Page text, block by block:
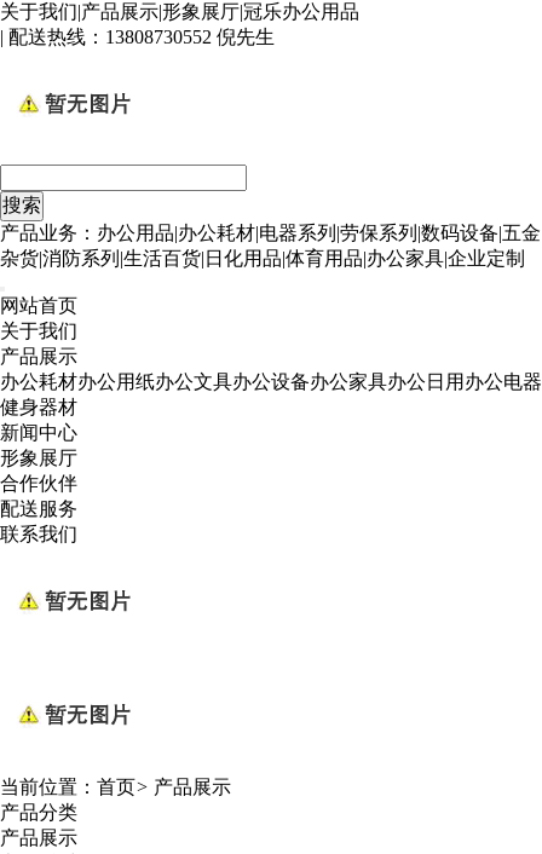
关于我们|产品展示|形象展厅|冠乐办公用品
| 配送热线： 13808730552 倪先生
产品业务：办公用品|办公耗材|电器系列|劳保系列|数码设备|五金
杂货|消防系列|生活百货|日化用品|体育用品|办公家具|企业定制
网站首页
关于我们
产品展示
办公耗材办公用纸办公文具办公设备办公家具办公日用 办公电器
健身器材
新闻中心
形象展厅
合作伙伴
配送服务
联系我们
当前位置： 首页> 产品展示
产品分类
产品展示